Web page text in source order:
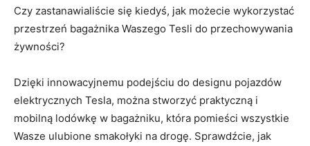
Czy zastanawialiście się kiedyś, jak możecie wykorzystać
przestrzeń bagażnika Waszego Tesli do przechowywania
żywności?
Dzięki innowacyjnemu podejściu ‍do designu pojazdów
elektrycznych⁤ Tesla, można stworzyć praktyczną i
mobilną lodówkę w ‌bagażniku, która pomieści wszystkie
Wasze ulubione ⁣smakołyki na drogę. Sprawdźcie, jak